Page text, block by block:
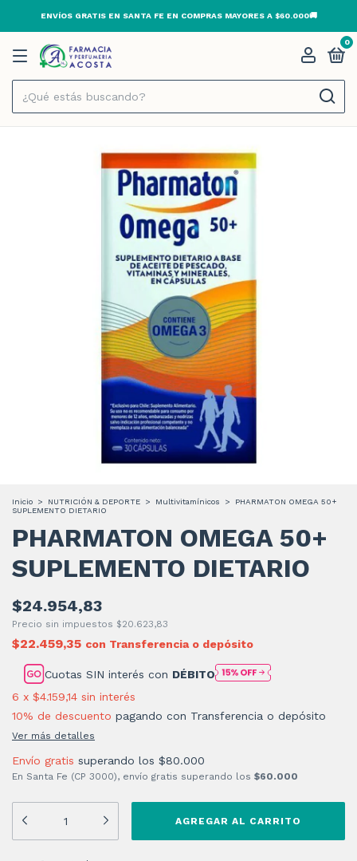
ENVÍOS GRATIS EN SANTA FE EN COMPRAS MAYORES A $60.000🚚
0
Inicio > NUTRICIÓN & DEPORTE > Multivitamínicos >
PHARMATON OMEGA 50+
SUPLEMENTO DIETARIO
PHARMATON OMEGA 50+
SUPLEMENTO DIETARIO
$24.954,83
Precio sin impuestos $20.623,83
$22.459,35 con Transferencia o depósito
Cuotas SIN interés con DÉBITO
6 x $4.159,14 sin interés
10% de descuento pagando con Transferencia o depósito
Ver más detalles
Envío gratis superando los $80.000
En Santa Fe (CP 3000), envío gratis superando los $60.000